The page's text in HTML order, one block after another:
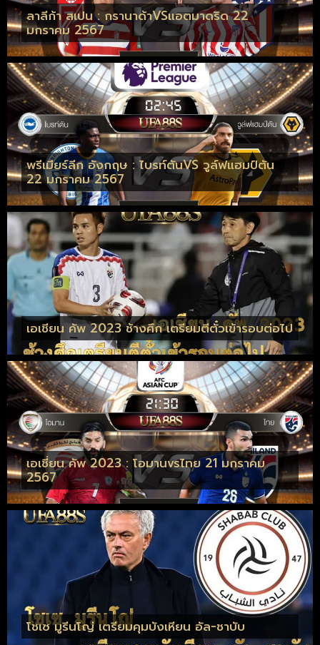
ลาลีก้า สเปน : กรานาด้าVSแอตมาดริด 22
มกราคม 2567
พรีเมียร์ลีก อังกฤษ : ไบรท์ตันVS วูล์ฟแฮมป์ตัน
22 มกราคม 2567
เอเชียน คัพ 2023 ช้างศึก เตรียมตีตั๋วเข้ารอบต่อไป
เอเชี่ยน คัพ 2023 : โอมานvsไทย 21 มกราคม
2567
โชเซ มูรีนโญ่ เตรียมคุมบังเหียน อัล-ชาบับ